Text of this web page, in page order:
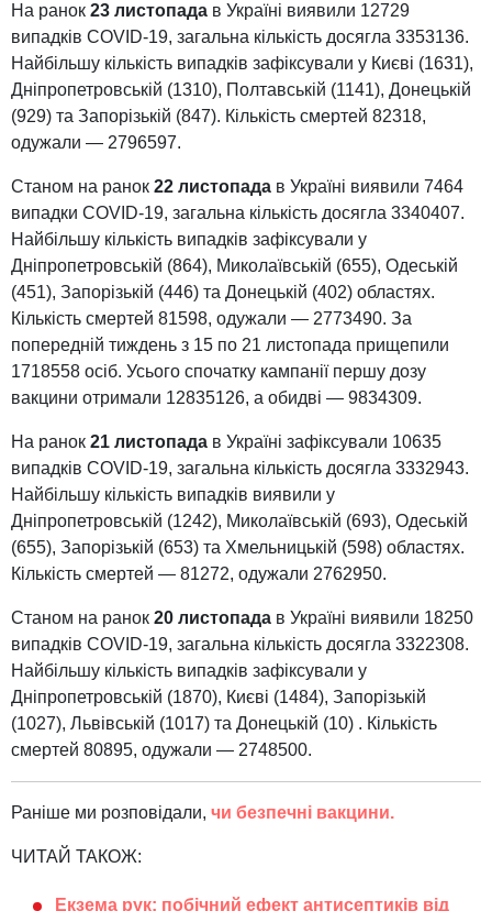
На ранок 23 листопада в Україні виявили 12729
випадків COVID-19, загальна кількість досягла 3353136.
Найбільшу кількість випадків зафіксували у Києві (1631),
Дніпропетровській (1310), Полтавській (1141), Донецькій
(929) та Запорізькій (847). Кількість смертей 82318,
одужали — 2796597.
Станом на ранок 22 листопада в Україні виявили 7464
випадки COVID-19, загальна кількість досягла 3340407.
Найбільшу кількість випадків зафіксували у
Дніпропетровській (864), Миколаївській (655), Одеській
(451), Запорізькій (446) та Донецькій (402) областях.
Кількість смертей 81598, одужали — 2773490. За
попередній тиждень з 15 по 21 листопада прищепили
1718558 осіб. Усього спочатку кампанії першу дозу
вакцини отримали 12835126, а обидві — 9834309.
На ранок 21 листопада в Україні зафіксували 10635
випадків COVID-19, загальна кількість досягла 3332943.
Найбільшу кількість випадків виявили у
Дніпропетровській (1242), Миколаївській (693), Одеській
(655), Запорізькій (653) та Хмельницькій (598) областях.
Кількість смертей — 81272, одужали 2762950.
Станом на ранок 20 листопада в Україні виявили 18250
випадків COVID-19, загальна кількість досягла 3322308.
Найбільшу кількість випадків зафіксували у
Дніпропетровській (1870), Києві (1484), Запорізькій
(1027), Львівській (1017) та Донецькій (10) . Кількість
смертей 80895, одужали — 2748500.
Раніше ми розповідали, чи безпечні вакцини.
ЧИТАЙ ТАКОЖ:
Екзема рук: побічний ефект антисептиків від